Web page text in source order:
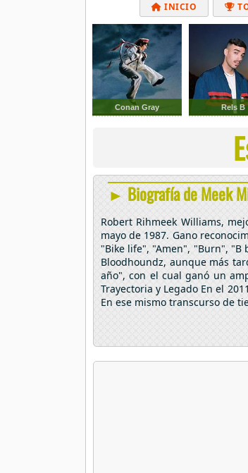
INICIO
Conan Gray Rels B
► Biografía de Meek
Robert Rihmeek Williams,
mayo de 1987. Gano
"Bike life", "Amen", "Burn", "B
Bloodhoundz, aunque más
año", con el cual ganó un
Trayectoria y Legado En el
En ese mismo transcurso de